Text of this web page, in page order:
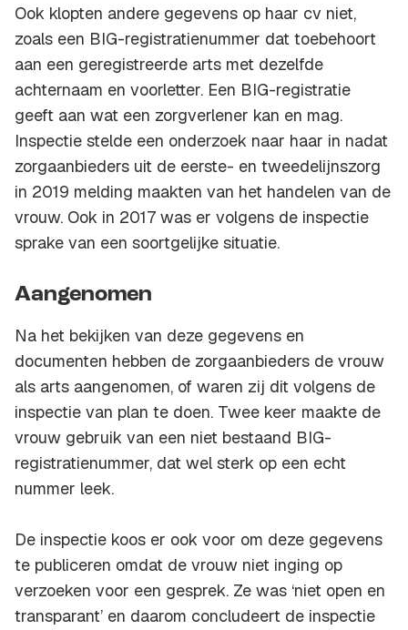
Ook klopten andere gegevens op haar cv niet,
zoals een BIG-registratienummer dat toebehoort
aan een geregistreerde arts met dezelfde
achternaam en voorletter. Een BIG-registratie
geeft aan wat een zorgverlener kan en mag.
Inspectie stelde een onderzoek naar haar in nadat
zorgaanbieders uit de eerste- en tweedelijnszorg
in 2019 melding maakten van het handelen van de
vrouw. Ook in 2017 was er volgens de inspectie
sprake van een soortgelijke situatie.
Aangenomen
Na het bekijken van deze gegevens en
documenten hebben de zorgaanbieders de vrouw
als arts aangenomen, of waren zij dit volgens de
inspectie van plan te doen. Twee keer maakte de
vrouw gebruik van een niet bestaand BIG-
registratienummer, dat wel sterk op een echt
nummer leek.
De inspectie koos er ook voor om deze gegevens
te publiceren omdat de vrouw niet inging op
verzoeken voor een gesprek. Ze was ‘niet open en
transparant’ en daarom concludeert de inspectie